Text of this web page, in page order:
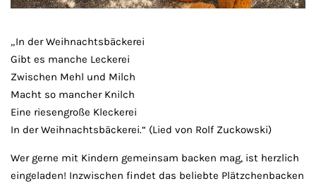
„In der Weihnachtsbäckerei
Gibt es manche Leckerei
Zwischen Mehl und Milch
Macht so mancher Knilch
Eine riesengroße Kleckerei
In der Weihnachtsbäckerei.“ (Lied von Rolf Zuckowski)
Wer gerne mit Kindern gemeinsam backen mag, ist herzlich
eingeladen! Inzwischen findet das beliebte Plätzchenbacken